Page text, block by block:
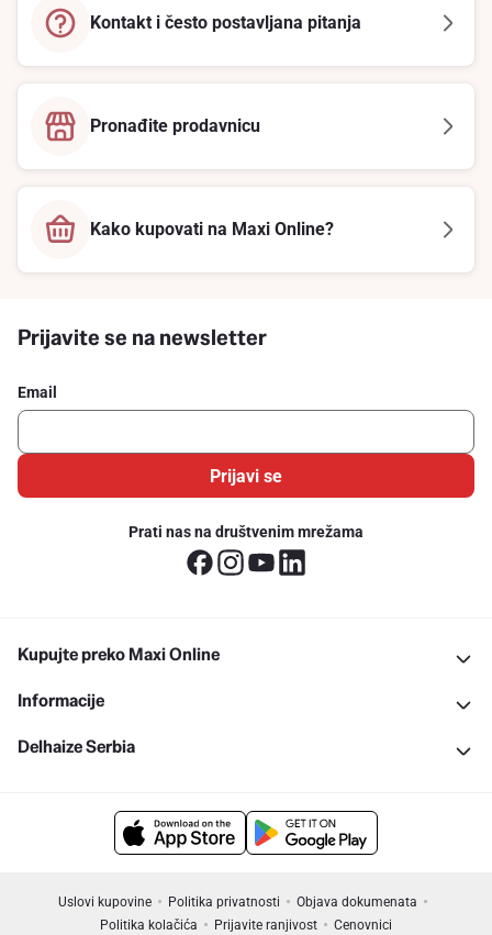
Kontakt i često postavljana pitanja
Pronađite prodavnicu
Kako kupovati na Maxi Online?
Prijavite se na newsletter
Email
Prijavi se
Prati nas na društvenim mrežama
Kupujte preko Maxi Online
Informacije
Delhaize Serbia
Uslovi kupovine Politika privatnosti
Objava dokumenata
Politika kolačića
Prijavite ranjivost
Cenovnici